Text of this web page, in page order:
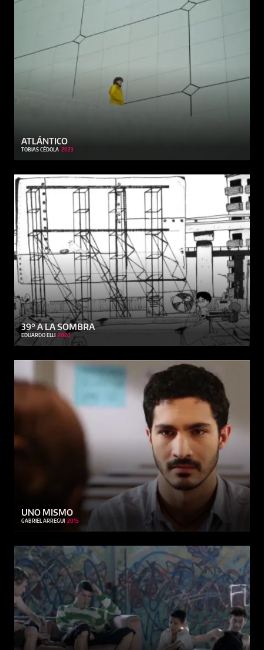
ATLÁNTICO
TOBIAS CÉDOLA 2023
39° A LA SOMBRA
EDUARDO ELLI 2020
UNO MISMO
GABRIEL ARREGUI 2015